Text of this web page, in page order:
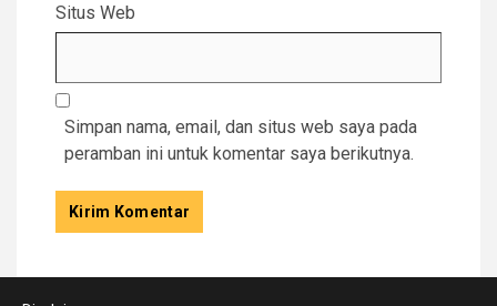
Situs Web
Simpan nama, email, dan situs web saya pada
peramban ini untuk komentar saya berikutnya.